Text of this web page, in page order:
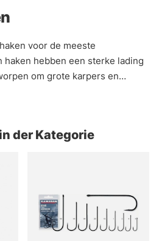
voor de meeste
haken hebben een sterke lading
om grote karpers en
der Kategorie